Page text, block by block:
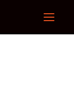
Menu